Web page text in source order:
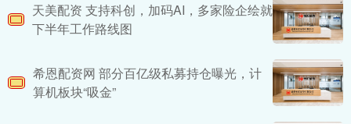
天美配资 支持科创，加码AI，多家险企绘就
下半年工作路线图
希恩配资网 部分百亿级私募持仓曝光，计
算机板块“吸金”